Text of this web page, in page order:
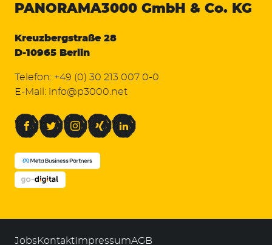
PANORAMA3000 GmbH & Co. KG
Kreuzbergstraße 28
D-10965 Berlin
Telefon: +49 (0) 30 213 007 0-0
E-Mail: info@p3000.net
FacebookTwitterInstagramXing LinkedIn
JobsKontakt ImpressumAGB